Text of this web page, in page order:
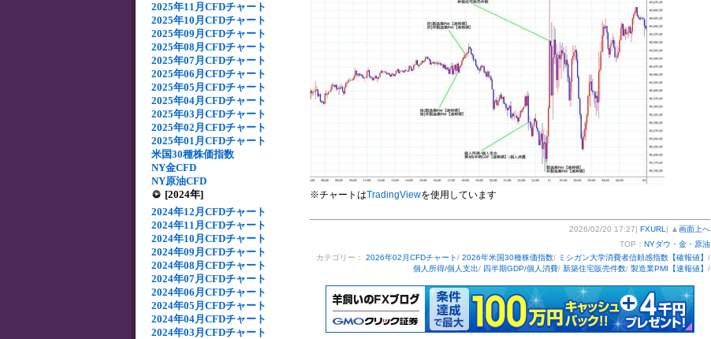
2025年11月CFDチャート
2025年10月CFDチャート
2025年09月CFDチャート
2025年08月CFDチャート
2025年07月CFDチャート
2025年06月CFDチャート
2025年05月CFDチャート
2025年04月CFDチャート
2025年03月CFDチャート
2025年02月CFDチャート
2025年01月CFDチャート
米国30種株価指数
NY金CFD
NY原油CFD
[2024年]
2024年12月CFDチャート
2024年11月CFDチャート
2024年10月CFDチャート
2024年09月CFDチャート
2024年08月CFDチャート
2024年07月CFDチャート
2024年06月CFDチャート
2024年05月CFDチャート
2024年04月CFDチャート
2024年03月CFDチャート
※チャートはTradingViewを使用しています
2026/02/20 17:27| FXURL | ▲ 画面上へ
TOP： NYダウ・金・原油
カテゴリー： 2026年02月CFDチャート/ 2026年米国30種株価指数/ ミシガン大学消費者信頼感指数【確報値】 /
個人所得/個人支出/ 四半期GDP/個人消費/ 新築住宅販売件数/ 製造業PMI【速報値】 /